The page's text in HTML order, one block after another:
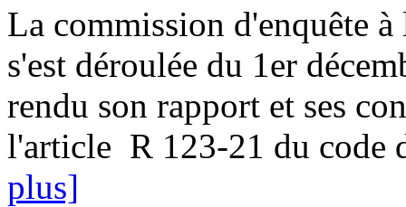
La commission d'enquête
s'est déroulée du 1er
rendu son rapport et ses
l'article R 123-21 du code
plus]